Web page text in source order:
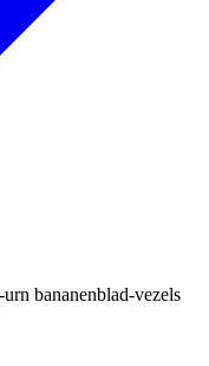
bananenblad-vezels